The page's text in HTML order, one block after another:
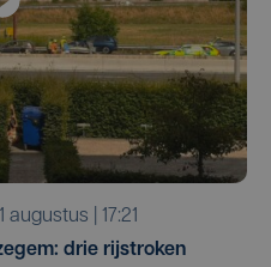
1 augustus | 17:21
drie rijstroken